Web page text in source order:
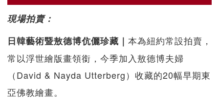
現場拍賣：
日韓藝術暨敖德博伉儷珍藏｜ 本為紐約常設拍賣，
常以浮世繪版畫領銜，今季加入敖德博夫婦
（David & Nayda Utterberg）收藏的20幅早期東
亞佛教繪畫。